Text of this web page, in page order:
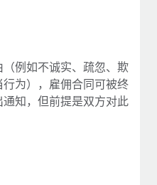
家帮助
例如不诚实、疏忽、欺
为），雇佣合同可被终
知，但前提是双方对此